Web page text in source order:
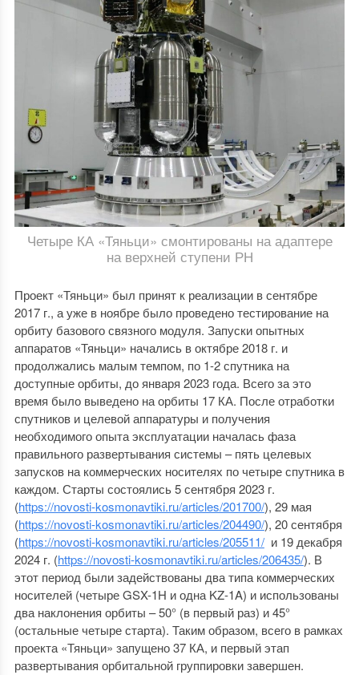
Четыре КА «Тяньци» смонтированы на адаптере
на верхней ступени РН
Проект «Тяньци» был принят к реализации в сентябре
2017 г., а уже в ноябре было проведено тестирование на
орбиту базового связного модуля. Запуски опытных
аппаратов «Тяньци» начались в октябре 2018 г. и
продолжались малым темпом, по 1-2 спутника на
доступные орбиты, до января 2023 года. Всего за это
время было выведено на орбиты 17 КА. После отработки
спутников и целевой аппаратуры и получения
необходимого опыта эксплуатации началась фаза
правильного развертывания системы – пять целевых
запусков на коммерческих носителях по четыре спутника в
каждом. Старты состоялись 5 сентября 2023 г.
(https://novosti-kosmonavtiki.ru/articles/201700/), 29 мая
(https://novosti-kosmonavtiki.ru/articles/204490/), 20 сентября
(https://novosti-kosmonavtiki.ru/articles/205511/и 19 декабря
2024 г. (https://novosti-kosmonavtiki.ru/articles/206435/). В
этот период были задействованы два типа коммерческих
носителей (четыре GSX-1H и одна KZ-1A) и использованы
два наклонения орбиты – 50° (в первый раз) и 45°
(остальные четыре старта). Таким образом, всего в рамках
проекта «Тяньци» запущено 37 КА, и первый этап
развертывания орбитальной группировки завершен.